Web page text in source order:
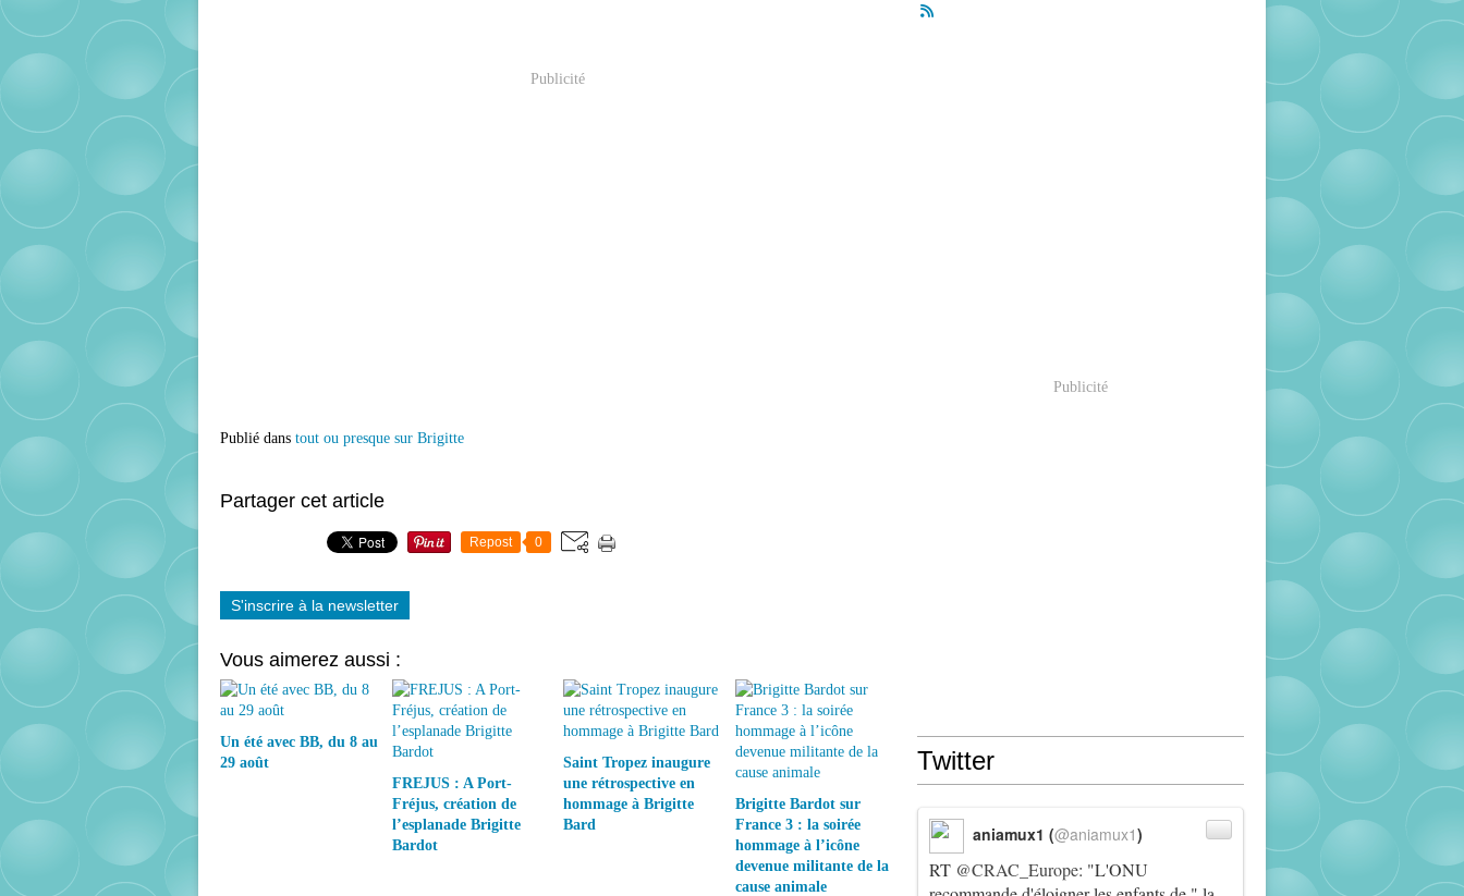
Publicité
Publié dans tout ou presque sur Brigitte
Partager cet article
Repost 0
S'inscrire à la newsletter
Vous aimerez aussi :
Un été avec BB, du 8 au
29 août
FREJUS : A Port-
Fréjus, création de
l’esplanade Brigitte
Bardot
Saint Tropez inaugure
une rétrospective en
hommage à Brigitte
Bard
Brigitte Bardot sur
France 3 : la soirée
hommage à l’icône
devenue militante de la
cause animale
Publicité
Twitter
RT @CRAC_Europe: "L'ONU
aniamux1 (@aniamux1)